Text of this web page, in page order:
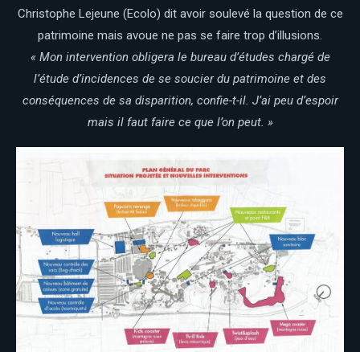
Christophe Lejeune (Ecolo) dit avoir soulevé la question de ce
patrimoine mais avoue ne pas se faire trop d’illusions.
« Mon intervention obligera le bureau d’études chargé de
l’étude d’incidences de se soucier du patrimoine et des
conséquences de sa disparition, confie-t-il. J’ai peu d’espoir
mais il faut faire ce que l’on peut. »